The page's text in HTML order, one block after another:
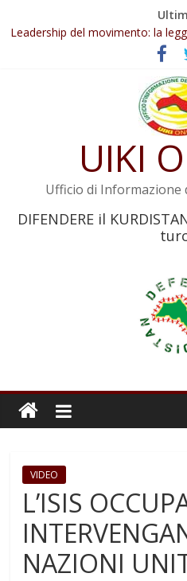
Abdullah Öcalan: Le legge
legge positiva
Leadership del movimento: la
Commissione donne del KNK:
Non tenere conto della
Il KNK chiede un’azione
UIKI
Ufficio di Informazione
DIFENDERE il
VIDEO
L’ISIS
NAZIONI